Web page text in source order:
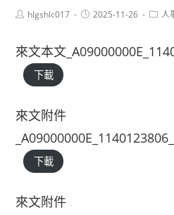
Posthlgshlc017
Post2025-11-26
Post人
來文本文
下載
來文附件
下載
來文附件